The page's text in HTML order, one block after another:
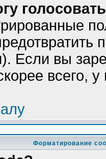
Если вы
всего,
Форматирование